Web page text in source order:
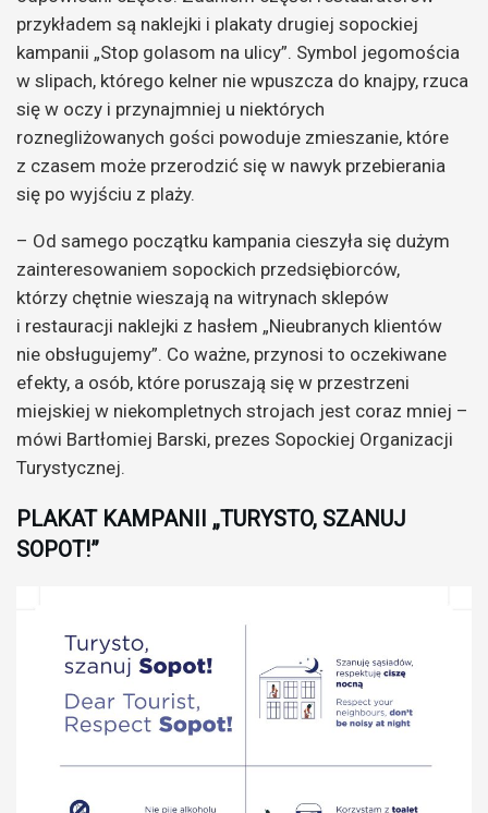
przykładem są naklejki i plakaty drugiej sopockiej
kampanii „Stop golasom na ulicy”. Symbol jegomościa
w slipach, którego kelner nie wpuszcza do knajpy, rzuca
się w oczy i przynajmniej u niektórych
roznegliżowanych gości powoduje zmieszanie, które
z czasem może przerodzić się w nawyk przebierania
się po wyjściu z plaży.
– Od samego początku kampania cieszyła się dużym
zainteresowaniem sopockich przedsiębiorców,
którzy chętnie wieszają na witrynach sklepów
i restauracji naklejki z hasłem „Nieubranych klientów
nie obsługujemy”. Co ważne, przynosi to oczekiwane
efekty, a osób, które poruszają się w przestrzeni
miejskiej w niekompletnych strojach jest coraz mniej –
mówi Bartłomiej Barski, prezes Sopockiej Organizacji
Turystycznej.
PLAKAT KAMPANII „TURYSTO, SZANUJ
SOPOT!”